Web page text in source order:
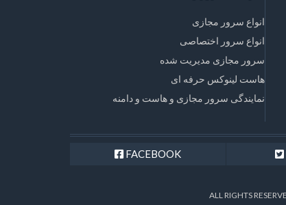
انواع سرور مجازی
انواع سرور اختصاصی
سرور مجازی مدیریت شده
هاست لینوکس حرفه ای
نمایندگی سرور مجازی و هاست و دامنه
FACEBOOK